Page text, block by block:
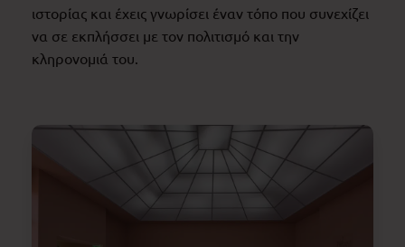
ιστορίας και έχεις γνωρίσει έναν τόπο που συνεχίζει
να σε εκπλήσσει με τον πολιτισμό και την
κληρονομιά του.